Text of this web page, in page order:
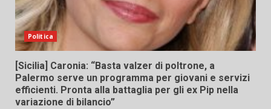
Politica
[Sicilia] Caronia: “Basta valzer di poltrone, a
Palermo serve un programma per giovani e servizi
efficienti. Pronta alla battaglia per gli ex Pip nella
variazione di bilancio”